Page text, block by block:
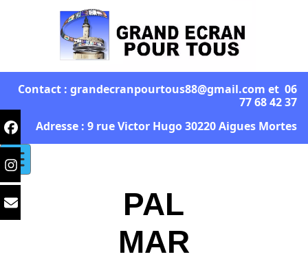
Contact : grandecranpourtous88@gmail.com et 06
77 68 42 37
Adresse : 9 rue Victor Hugo 30220 Aigues Mortes
PAL
MAR